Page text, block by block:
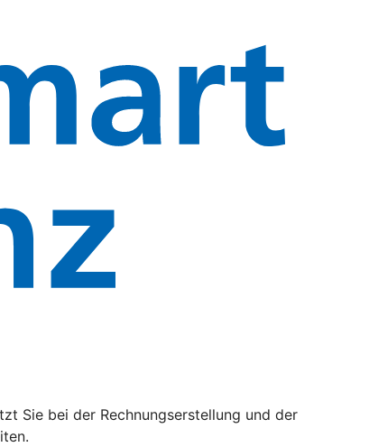
Sie bei der Rechnungserstellung und der